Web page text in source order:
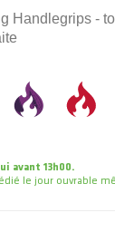
Handlegrips -
avant 13h00.
le jour ouvrable